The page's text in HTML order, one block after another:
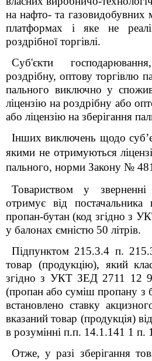
на нафто- та газовидобувних
платформах і яке не
роздрібної торгівлі.
Суб'єкти
роздрібну, оптову торгівлю
пального виключно у
ліцензію на роздрібну або
або ліцензію на зберігання
Інших виключень щодо суб’
якими не отримуються
пального, норми Закону №
Товариством у
отримує від постачальника
пропан-бутан (код згідно з
у балонах ємністю 50 літрів.
Підпунктом 215.3.4 п.
товар (продукцію), який
згідно з УКТ ЗЕД 2711 12
(пропан або суміш пропану з
встановлено ставку
вказаний товар (продукція)
в розумінні п.п. 14.1.141 1 п.
Отже, у разі зберігання